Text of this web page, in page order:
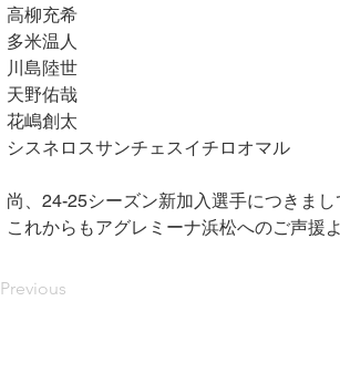
高柳充希
多米温人
川島陸世
天野佑哉
花嶋創太
シスネロスサンチェスイチロオマル
尚、 24-25シーズン新加入選手につきまし
これからもアグレミーナ浜松へのご声援
Previous